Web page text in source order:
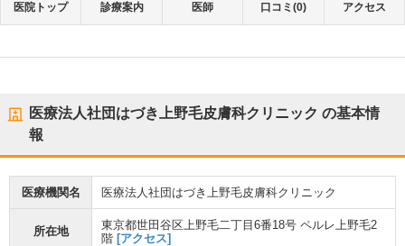
医院トップ 診療案内 医師 口コミ(0) アクセス
医療法人社団はづき上野毛皮膚科クリニック の基本情
報
医療機関名 医療法人社団はづき上野毛皮膚科クリニック
所在地
東京都世田谷区上野毛二丁目6番18号 ペルレ上野毛2
階 [アクセス]